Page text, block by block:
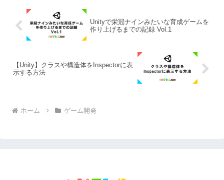
Unityで栄冠ナインみたいな育成ゲームを
作り上げるまでの記録 Vol.1
【Unity】クラスや構造体をInspectorに表
示する方法
ホーム ゲーム開発